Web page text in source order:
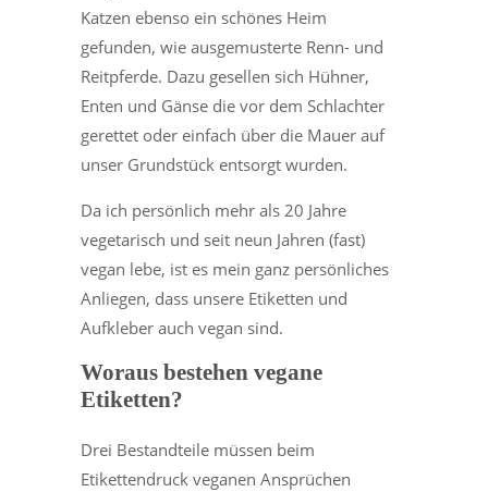
Katzen ebenso ein schönes Heim
gefunden, wie ausgemusterte Renn- und
Reitpferde. Dazu gesellen sich Hühner,
Enten und Gänse die vor dem Schlachter
gerettet oder einfach über die Mauer auf
unser Grundstück entsorgt wurden.
Da ich persönlich mehr als 20 Jahre
vegetarisch und seit neun Jahren (fast)
vegan lebe, ist es mein ganz persönliches
Anliegen, dass unsere Etiketten und
Aufkleber auch vegan sind.
Woraus bestehen vegane
Etiketten?
Drei Bestandteile müssen beim
Etikettendruck veganen Ansprüchen